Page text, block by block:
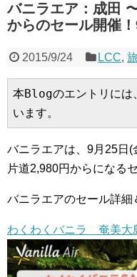
バニラエア：成田
からのセール開催
2015/9/24 LCC,
本Blogのエントリには
います。
バニラエアは、9月25日
片道2,980円からになる
バニラエアのセール詳細
わくわくバニラ 奄美大